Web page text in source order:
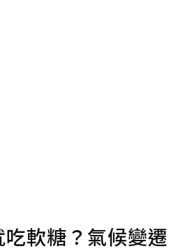
軟糖？氣候變遷